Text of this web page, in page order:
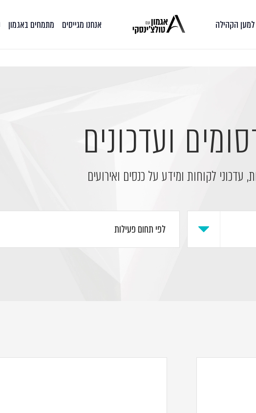
למען הקהילה אנחנו מגייסים מתמחים באגמון
ועדכונים
עדכוני לקוחות ומידע על כנסים ואירועים